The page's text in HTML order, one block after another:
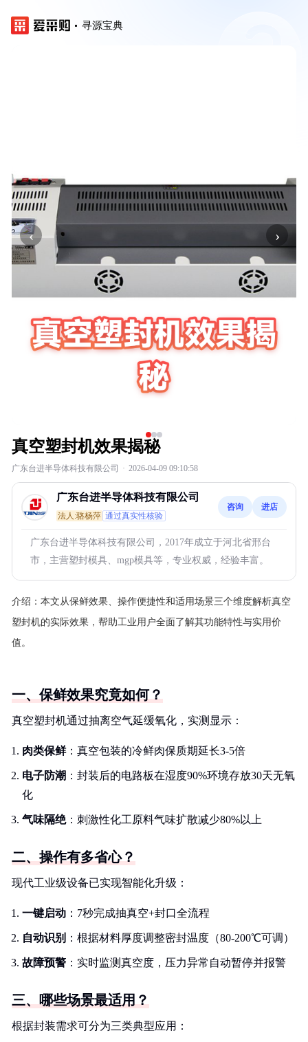
寻源宝典
‹ ›
真空塑封机效果揭秘
广东台进半导体科技有限公司 · 2026-04-09 09:10:58
广东台进半导体科技有限公司
法人:骆杨萍 通过真实性核验
咨询 进店
广东台进半导体科技有限公司，2017年成立于河北省邢台
市，主营塑封模具、mgp模具等，专业权威，经验丰富。
介绍： 本文从保鲜效果、操作便捷性和适用场景三个维度解析真空
塑封机的实际效果，帮助工业用户全面了解其功能特性与实用价
值。
一、保鲜效果究竟如何？
真空塑封机通过抽离空气延缓氧化，实测显示：
肉类保鲜：真空包装的冷鲜肉保质期延长3-5倍
电子防潮 ：封装后的电路板在湿度90%环境存放30天无氧
化
气味隔绝：刺激性化工原料气味扩散减少80%以上
二、操作有多省心？
现代工业级设备已实现智能化升级：
一键启动 ：7秒完成抽真空+封口全流程
自动识别 ：根据材料厚度调整密封温度（80-200℃可调）
故障预警 ：实时监测真空度，压力异常自动暂停并报警
三、哪些场景最适用？
根据封装需求可分为三类典型应用：